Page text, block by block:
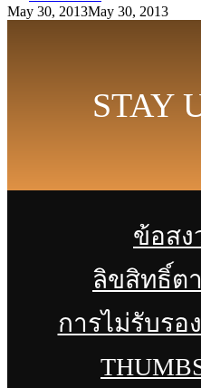
May 30, 2013May 30, 2013
STAY
ข้อสง
ลิขสิทธิ์ต
การไม่รับรอ